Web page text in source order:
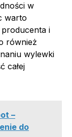
w
warto
producenta i
również
wylewki
całej
–
do